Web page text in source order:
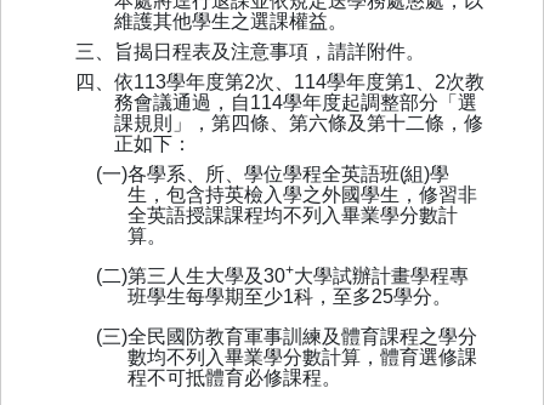
維護其他學生之選課權益。
三、旨揭日程表及注意事項，請詳附件。
四、依113學年度第2次、 114學年度第1 2次教
務會議通過，自114學年度起調整部分「選
課規則」，第四條、第六條及第十二條，修
正如下：
(一)各學系、所、學位學程全英語班(組)學
生，包含持英檢入學之外國學生，修習非
全英語授課課程均不列入畢業學分數計
算。
(二)第三人生大學及30+大學試辦計畫學程專
班學生每學期至少1科，至多25學分。
(三)全民國防教育軍事訓練及體育課程之學分
數均不列入畢業學分數計算，體育選修課
程不可抵體育必修課程。